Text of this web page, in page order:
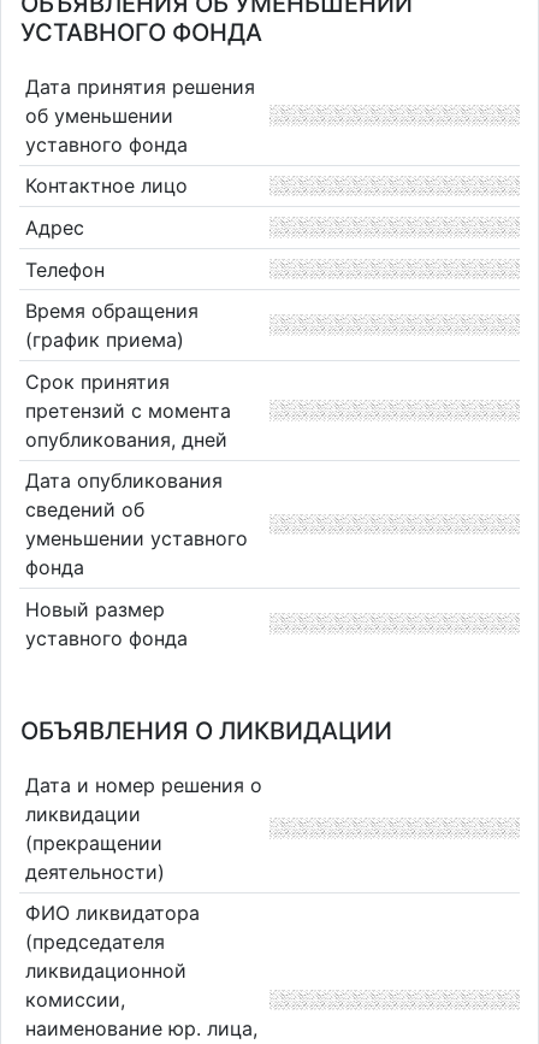
УСТАВНОГО ФОНДА
Дата принятия решения
об уменьшении
уставного фонда
Контактное лицо
Адрес
Телефон
Время обращения
(график приема)
Срок принятия
претензий с момента
опубликования, дней
Дата опубликования
сведений об
уменьшении уставного
фонда
Новый размер
уставного фонда
ОБЪЯВЛЕНИЯ О ЛИКВИДАЦИИ
Дата и номер решения о
ликвидации
(прекращении
деятельности)
ФИО ликвидатора
(председателя
ликвидационной
комиссии,
наименование юр. лица,